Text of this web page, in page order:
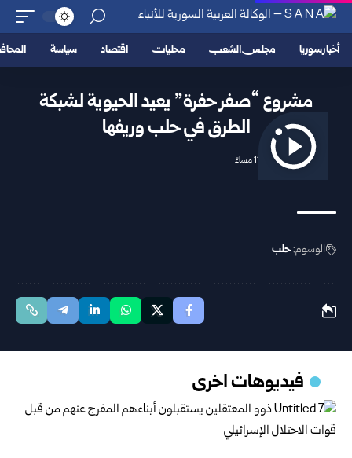
أخبار سوريا مجلس الشعب محليات اقتصاد سياسة
مشروع “صفر حفرة” يعيد الحيوية لشبكة
الطرق في حلب وريفها
2026/04/28 11:27 مساءً
الوسوم:حلب
فيديوهات اخرى